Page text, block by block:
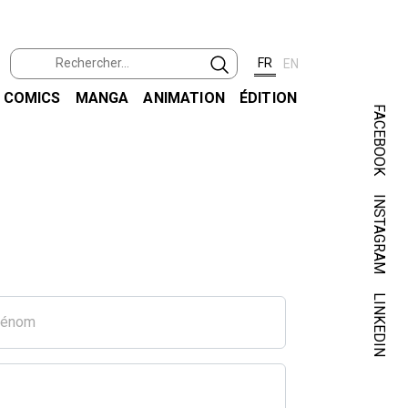
FR EN
COMICS MANGA ANIMATION ÉDITION
FACEBOOK
INSTAGRAM
LINKEDIN